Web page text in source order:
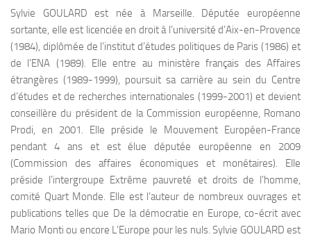
Sylvie GOULARD est née à Marseille. Députée européenne
sortante, elle est licenciée en droit à l’université d’Aix-en-Provence
(1984), diplômée de l’institut d’études politiques de Paris (1986) et
de l’ENA (1989). Elle entre au ministère français des Affaires
étrangères (1989-1999), poursuit sa carrière au sein du Centre
d’études et de recherches internationales (1999-2001) et devient
conseillère du président de la Commission européenne, Romano
Prodi, en 2001. Elle préside le Mouvement Européen-France
pendant 4 ans et est élue députée européenne en 2009
(Commission des affaires économiques et monétaires). Elle
préside l’intergroupe Extrême pauvreté et droits de l’homme,
comité Quart Monde. Elle est l’auteur de nombreux ouvrages et
publications telles que De la démocratie en Europe, co-écrit avec
Mario Monti ou encore L’Europe pour les nuls. Sylvie GOULARD est